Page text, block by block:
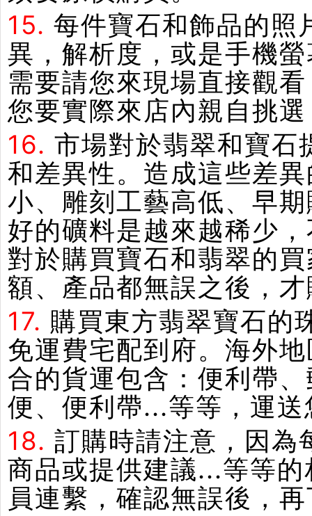
15. 每件寶石和飾品的照
異，解析度，或是手機
需要請您來現場直接觀
您要實際來店內親自挑
16. 市場對於翡翠和寶石
和差異性。造成這些差
小、雕刻工藝高低、早
好的礦料是越來越稀少
對於購買寶石和翡翠的
額、產品都無誤之後，
17. 購買東方翡翠寶石的
免運費宅配到府。海外
合的貨運包含：便利帶
便、便利帶...等等，運
18. 訂購時請注意，因為
商品或提供建議...等等
員連繫，確認無誤後，